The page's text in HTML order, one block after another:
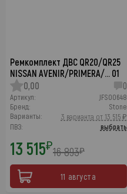
Ремкомплект ДВС QR20/QR25
NISSAN AVENIR/PRIMERA/… 01
0,00
0
Артикул:
JFS00648
Бренд:
Stone
Варианты:
3 варианта от 13 515 ₽
ПВЗ:
выбрать
13 515₽16 893₽
11 августа